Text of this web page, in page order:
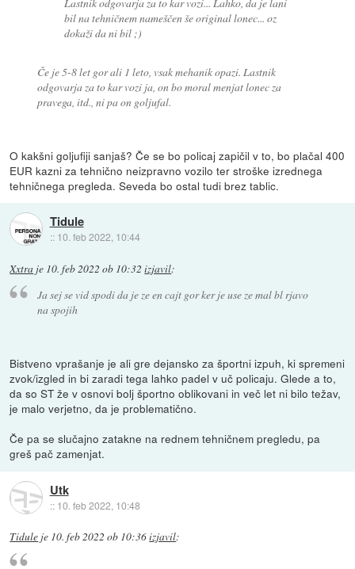
bil na tehničnem nameščen še original lonec... oz
dokaži da ni bil ;)
Če je 5-8 let gor ali 1 leto, vsak mehanik opazi. Lastnik
odgovarja za to kar vozi ja, on bo moral menjat lonec za
pravega, itd., ni pa on goljufal.
O kakšni goljufiji sanjaš? Če se bo policaj zapičil v to, bo plačal 400
EUR kazni za tehnično neizpravno vozilo ter stroške izrednega
tehničnega pregleda. Seveda bo ostal tudi brez tablic.
Tidule
:: 10. feb 2022, 10:44
Xxtra je 10. feb 2022 ob 10:32 izjavil:
Ja sej se vid spodi da je ze en cajt gor ker je use ze mal bl rjavo
na spojih
Bistveno vprašanje je ali gre dejansko za športni izpuh, ki spremeni
zvok/izgled in bi zaradi tega lahko padel v uč policaju. Glede a to,
da so ST že v osnovi bolj športno oblikovani in več let ni bilo težav,
je malo verjetno, da je problematično.
Če pa se slučajno zatakne na rednem tehničnem pregledu, pa
greš pač zamenjat.
Utk
:: 10. feb 2022, 10:48
Tidule je 10. feb 2022 ob 10:36izjavil: